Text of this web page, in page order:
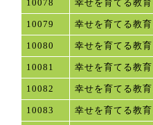
10078 幸せを育てる教
10079 幸せを育てる教
10080 幸せを育てる教
10081 幸せを育てる教
10082 幸せを育てる教
10083 幸せを育てる教